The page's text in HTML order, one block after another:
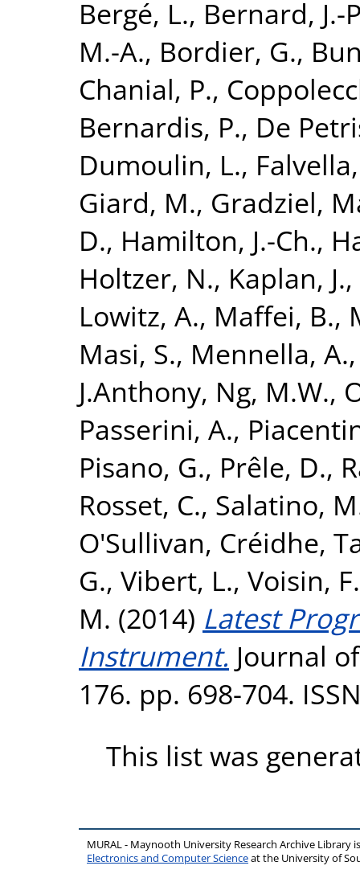
Bergé, L., Bernard, J.-
M.-A., Bordier, G.,
Chanial, P.,
Bernardis, P., De
Dumoulin, L.,
Giard, M., Gradziel,
D., Hamilton, J.-Ch.,
Holtzer, N., Kaplan, J.,
Lowitz, A., Maffei, B.,
Masi, S., Mennella, A.
J.Anthony, Ng, M.W.,
Passerini, A.,
Pisano, G., Prêle, D.,
Rosset, C., Salatino,
O'Sullivan, Créidhe,
G., Vibert, L., Voisin, F.
M. (2014) Latest
Instrument. Journal
176. pp. 698-704.
This list was
MURAL - Maynooth University Research Archive Library
Electronics and Computer Scienceat the University of